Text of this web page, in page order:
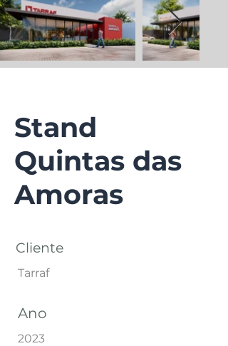
Stand
Quintas das
Amoras
Cliente
Tarraf
Ano
2023